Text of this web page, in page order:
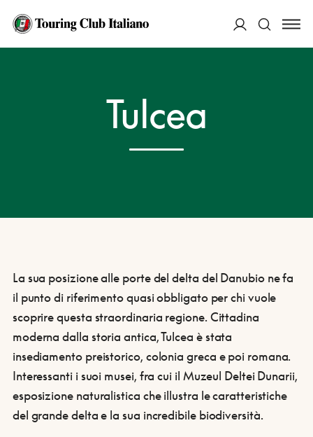
HOME
Tulcea
La sua posizione alle porte del delta del Danubio ne fa
il punto di riferimento quasi obbligato per chi vuole
scoprire questa straordinaria regione. Cittadina
moderna dalla storia antica, Tulcea è stata
insediamento preistorico, colonia greca e poi romana.
Interessanti i suoi musei, fra cui il Muzeul Deltei Dunarii,
esposizione naturalistica che illustra le caratteristiche
del grande delta e la sua incredibile biodiversità.